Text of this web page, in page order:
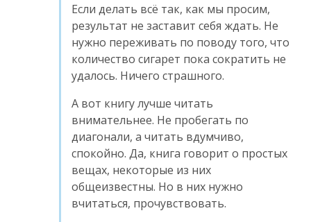
Если делать всё так, как мы просим,
результат не заставит себя ждать. Не
нужно переживать по поводу того, что
количество сигарет пока сократить не
удалось. Ничего страшного.
А вот книгу лучше читать
внимательнее. Не пробегать по
диагонали, а читать вдумчиво,
спокойно. Да, книга говорит о простых
вещах, некоторые из них
общеизвестны. Но в них нужно
вчитаться, прочувствовать.